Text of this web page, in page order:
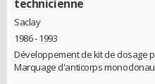
technicienne
Saclay
1986 - 1993
Développement de kit de dosage
Marquage d'anticorps